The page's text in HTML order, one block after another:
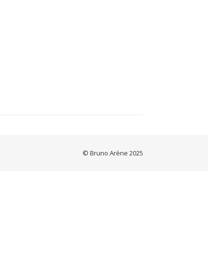
© Bruno Arène 2025